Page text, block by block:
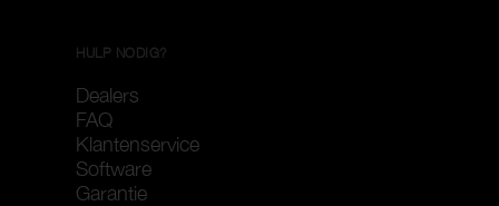
HULP NODIG?
Dealers
FAQ
Klantenservice
Software
Garantie